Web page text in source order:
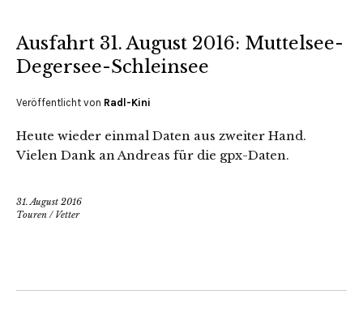
Ausfahrt 31. August 2016: Muttelsee-
Degersee-Schleinsee
Veröffentlicht von Radl-Kini
Heute wieder einmal Daten aus zweiter Hand.
Vielen Dank an Andreas für die gpx-Daten.
31. August 2016
Touren / Vetter